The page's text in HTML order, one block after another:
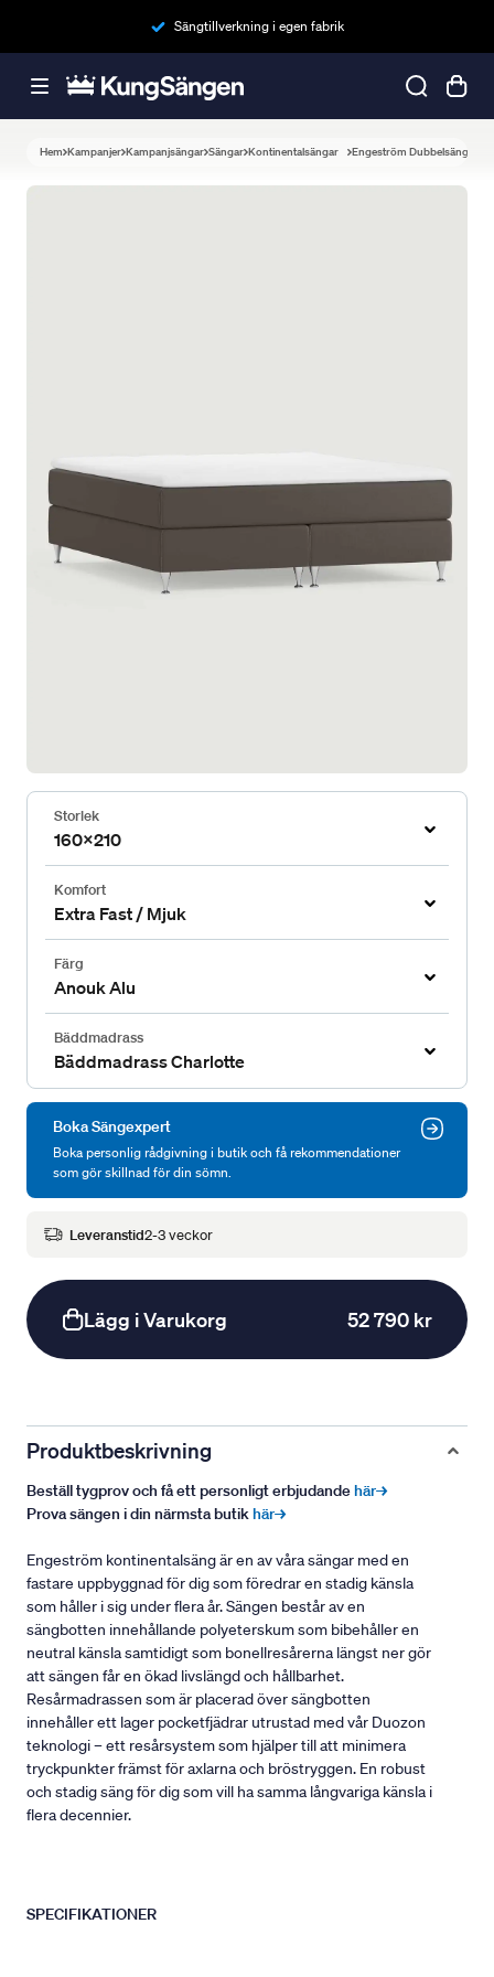
Sängtillverkning i egen fabrik
Hem Kampanjer Kampanjsängar Sängar Kontinentalsängar Engeström Dubbelsäng
Storlek
160x210
Komfort
Extra Fast / Mjuk
Färg
Anouk Alu
Bäddmadrass
Bäddmadrass Charlotte
Boka Sängexpert
Boka personlig rådgivning i butik och få rekommendationer
som gör skillnad för din sömn.
Leveranstid2-3 veckor
Lägg i Varukorg 52 790 kr
Produktbeskrivning
Beställ tygprov och få ett personligt erbjudandehär→
Prova sängen i din närmsta butikhär→
Engeström kontinentalsäng är en av våra sängar med en
fastare uppbyggnad för dig som föredrar en stadig känsla
som håller i sig under flera år. Sängen består av en
sängbotten innehållande polyeterskum som bibehåller en
neutral känsla samtidigt som bonellresårerna längst ner gör
att sängen får en ökad livslängd och hållbarhet.
Resårmadrassen som är placerad över sängbotten
innehåller ett lager pocketfjädrar utrustad med vår Duozon
teknologi – ett resårsystem som hjälper till att minimera
tryckpunkter främst för axlarna och bröstryggen. En robust
och stadig säng för dig som vill ha samma långvariga känsla i
flera decennier.
SPECIFIKATIONER